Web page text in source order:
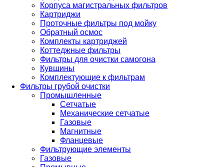
Корпуса магистральных фильтров
Картриджи
Проточные фильтры под мойку
Обратный осмос
Комплекты картриджей
Коттеджные фильтры
Фильтры для очистки самогона
Кувшины
Комплектующие к фильтрам
Фильтры грубой очистки
Промышленные
Сетчатые
Механические сетчатые
Газовые
Магнитные
Фланцевые
Фильтрующие элементы
Газовые